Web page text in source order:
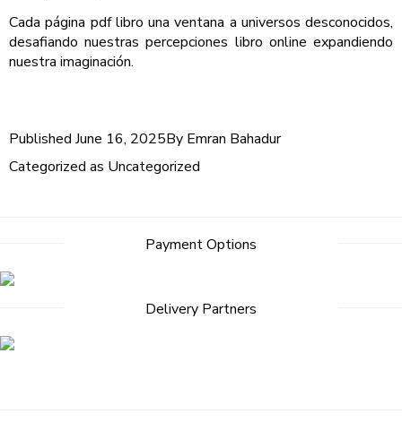
Cada página pdf libro una ventana a universos desconocidos,
desafiando nuestras percepciones libro online​ expandiendo
nuestra imaginación.
Published June 16, 2025By Emran Bahadur
Categorized as Uncategorized
Payment Options
Delivery Partners